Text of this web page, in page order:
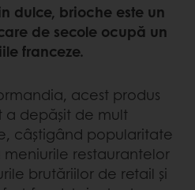
dulce, brioche este un
de secole ocupă un
franceze.
acest produs
depășit de mult
câștigând popularitate
restaurantelor
brutăriilor de retail și